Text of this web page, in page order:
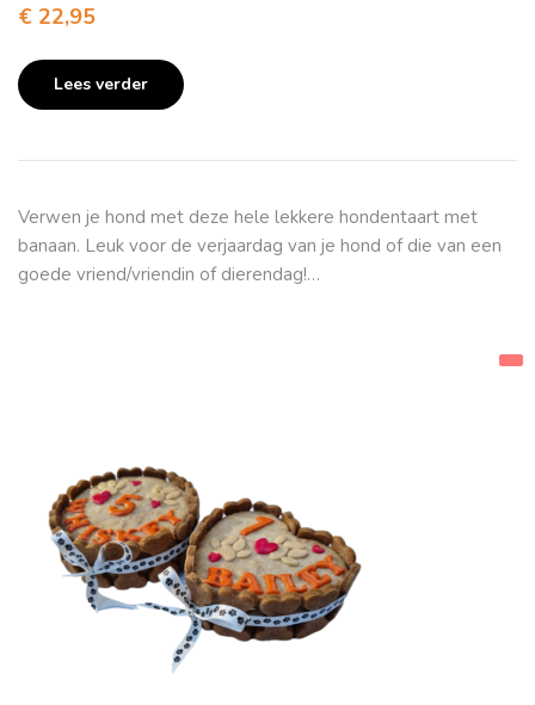
€ 22,95
Lees verder
Verwen je hond met deze hele lekkere hondentaart met
banaan. Leuk voor de verjaardag van je hond of die van een
goede vriend/vriendin of dierendag!…